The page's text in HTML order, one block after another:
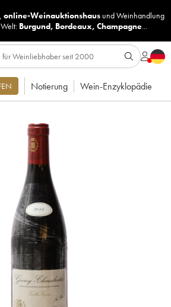
online-Weinauktionshaus undWeinhandlung
Burgund, Bordeaux, Champagne...
Notierung Wein-Enzyklopädie